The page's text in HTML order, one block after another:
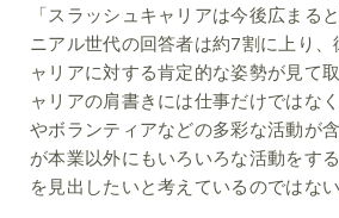
「スラッシュキャリアは今後広まる
ニアル世代の回答者は約7割に上り、
ャリアに対する肯定的な姿勢が見て
ャリアの肩書きには仕事だけではな
やボランティアなどの多彩な活動が
が本業以外にもいろいろな活動をす
を見出したいと考えているのではない